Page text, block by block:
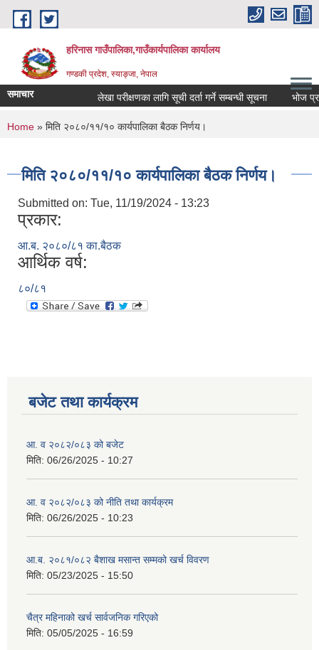
Skip to main content
हरिनास गाउँपालिका,गाउँकार्यपालिका कार्यालय
गण्डकी प्रदेश, स्याङ्जा, नेपाल
समाचार लेखा परीक्षणका लागि सूची दर्ता गर्ने सम्बन्धी सूचना भोज
You are here
Home » मिति २०८०/११/१० कार्यपालिका बैठक निर्णय।
मिति २०८०/११/१० कार्यपालिका बैठक निर्णय।
Submitted on: Tue, 11/19/2024 - 13:23
प्रकार:
आ.ब. २०८०/८१ का.बैठक
आर्थिक वर्ष:
८०/८१
बजेट तथा कार्यक्रम
आ. व २०८२/०८३ को बजेट
मिति: 06/26/2025 - 10:27
आ. व २०८२/०८३ को नीति तथा कार्यक्रम
मिति: 06/26/2025 - 10:23
आ.ब. २०८१/०८२ बैशाख मसान्त सम्मको खर्च विवरण
मिति: 05/23/2025 - 15:50
चैत्र महिनाको खर्च सार्वजनिक गरिएको
मिति: 05/05/2025 - 16:59